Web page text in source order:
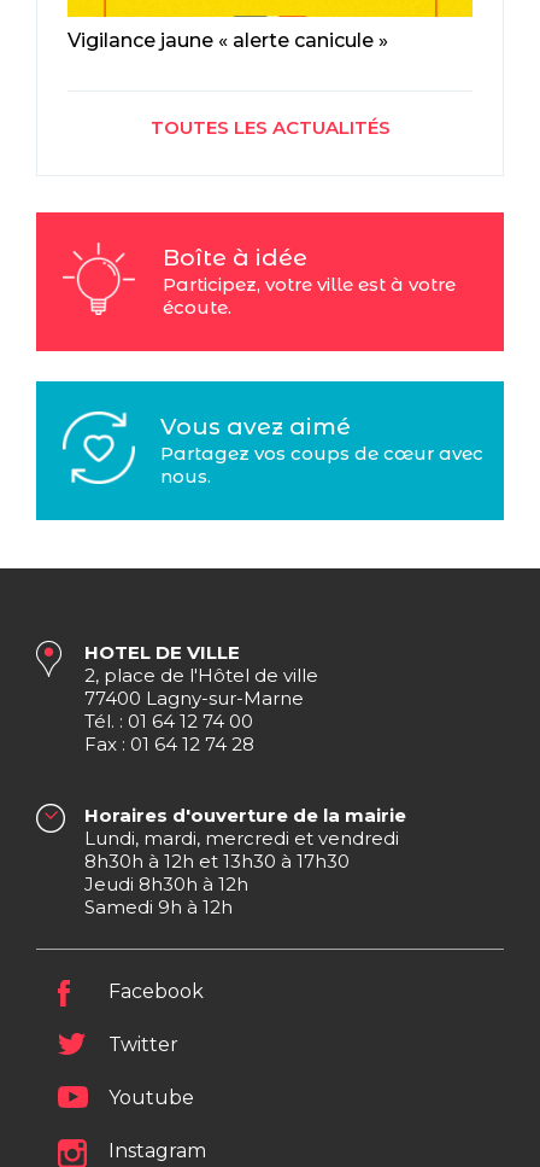
Vigilance jaune « alerte canicule »
TOUTES LES ACTUALITÉS
Boîte à idée
Participez, votre ville est à votre
écoute.
Vous avez aimé
Partagez vos coups de cœur avec
nous.
HOTEL DE VILLE
2, place de l'Hôtel de ville
77400 Lagny-sur-Marne
Tél. : 01 64 12 74 00
Fax : 01 64 12 74 28
Horaires d'ouverture de la mairie
Lundi, mardi, mercredi et vendredi
8h30h à 12h et 13h30 à 17h30
Jeudi 8h30h à 12h
Samedi 9h à 12h
Facebook
Twitter
Youtube
Instagram